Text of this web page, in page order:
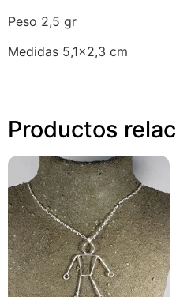
Peso 2,5 gr
Medidas 5,1×2,3 cm
Productos